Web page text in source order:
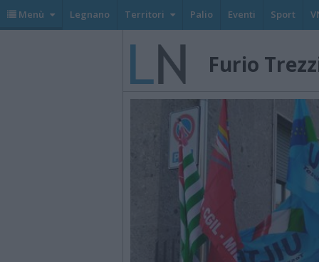
Menù Legnano Territori Palio Eventi Sport
Furio